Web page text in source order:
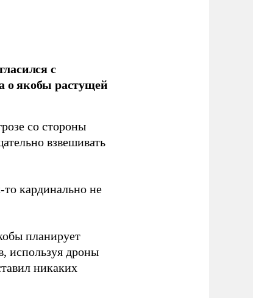
с
о якобы растущей
со стороны
взвешивать
то кардинально не
планирует
используя дроны
никаких